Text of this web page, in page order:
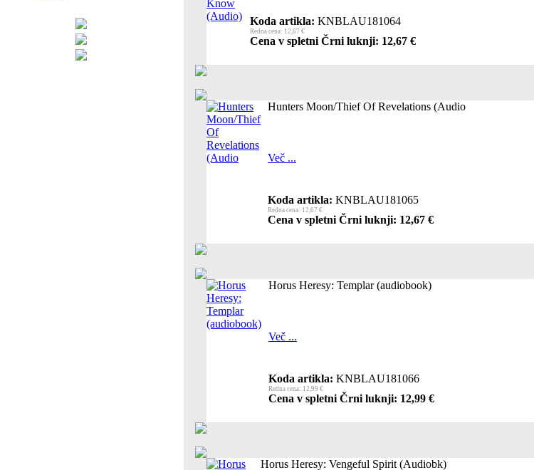
Koda artikla: KNBLAU181064
Redna cena: 12,67 €
Cena v spletni Črni luknji: 12,67 €
Hunters Moon/Thief Of Revelations (Audio
Več ...
Koda artikla: KNBLAU181065
Redna cena: 12,67 €
Cena v spletni Črni luknji: 12,67 €
Horus Heresy: Templar (audiobook)
Več ...
Koda artikla: KNBLAU181066
Redna cena: 12,99 €
Cena v spletni Črni luknji: 12,99 €
Horus Heresy: Vengeful Spirit (Audiobk)